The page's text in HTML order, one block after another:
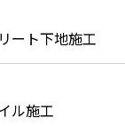
ート下地施工
ル施工